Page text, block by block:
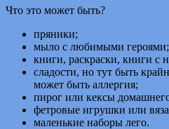
Что это может быть?
пряники;
мыло с любимыми героями;
книги, раскраски, книги с
сладости, но тут быть
может быть аллергия;
пирог или кексы
фетровые игрушки или
маленькие наборы лего.